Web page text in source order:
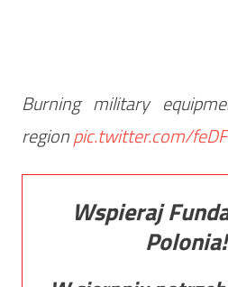
Burning military
regionpic.twitter.com/
Wspieraj